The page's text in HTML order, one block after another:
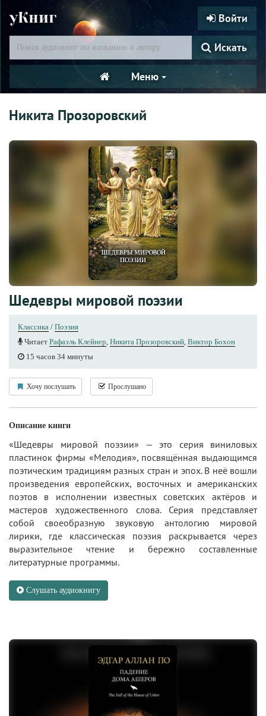
уКниг Войти
Искать
Меню
Никита Прозоровский
Шедевры мировой поэзии
Классика / Поэзия
Читает Рафаэль Клейнер Никита Прозоровский Виктор Бохон
15 часов 34 минуты
Хочу послушать Прослушано
Описание книги
«Шедевры мировой поэзии» — это серия виниловых
пластинок фирмы «Мелодия», посвящённая выдающимся
поэтическим традициям разных стран и эпох. В неё вошли
произведения европейских, восточных и американских
поэтов в исполнении известных советских актёров и
мастеров художественного слова. Серия представляет
собой своеобразную звуковую антологию мировой
лирики, где классическая поэзия раскрывается через
выразительное чтение и бережно составленные
литературные программы.
Слушать аудиокнигу